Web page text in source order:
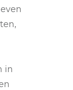
in